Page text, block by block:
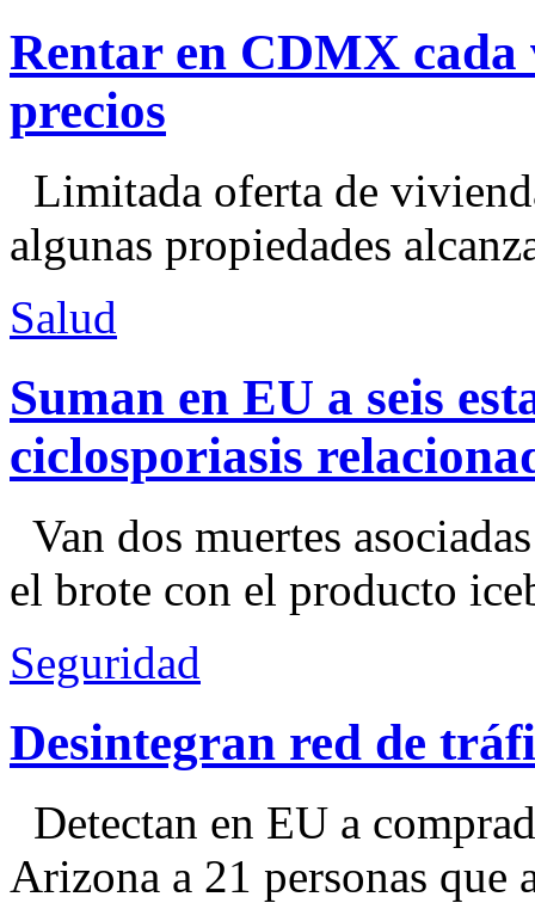
Rentar en CDMX cada
precios
Limitada oferta de
algunas propiedades
Salud
Suman en EU a seis
ciclosporiasis
Van dos muertes
el brote con el producto
Seguridad
Desintegran red de
Detectan en EU a
Arizona a 21 personas que